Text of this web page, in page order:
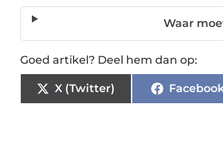
Waar
Goed artikel? Deel hem dan op:
X (Twitter)